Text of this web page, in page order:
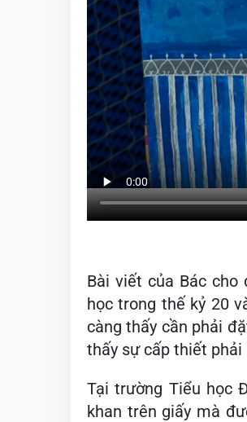
Bài viết của Bác cho
học trong thế kỷ 20
càng thấy cần phải
thấy sự cấp thiết phải
Tại trường Tiểu học
khan trên giấy mà